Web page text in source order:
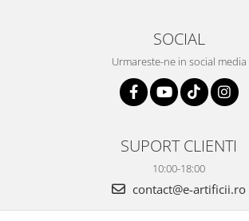
SOCIAL
Urmareste-ne in social media
SUPORT CLIENTI
10:00-18:00
contact@e-artificii.ro